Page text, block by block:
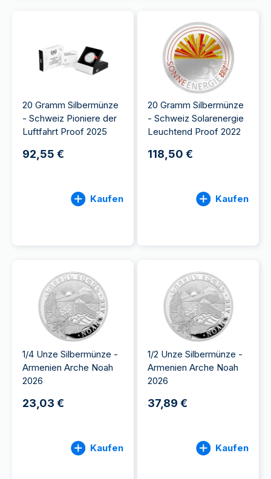
20 Gramm Silbermünze
- Schweiz Pioniere der
Luftfahrt Proof 2025
92,55 €
Kaufen
20 Gramm Silbermünze
- Schweiz Solarenergie
Leuchtend Proof 2022
118,50 €
Kaufen
1/4 Unze Silbermünze -
Armenien Arche Noah
2026
23,03 €
Kaufen
1/2 Unze Silbermünze -
Armenien Arche Noah
2026
37,89 €
Kaufen